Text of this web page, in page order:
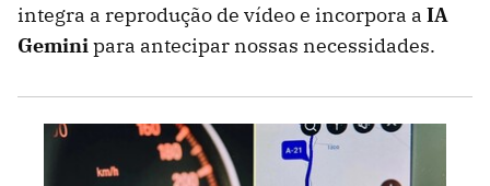
integra a reprodução de vídeo e incorpora a IA
Geminipara antecipar nossas necessidades.